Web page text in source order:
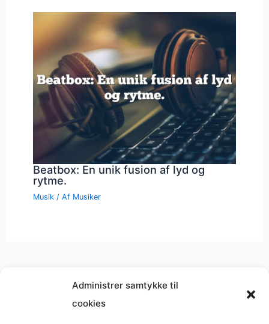
Administrer samtykke til
cookies
Beatbox: En unik fusion af lyd og
rytme.
Musik / Af Musiker
Musik på